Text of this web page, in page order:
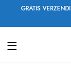
GRATIS